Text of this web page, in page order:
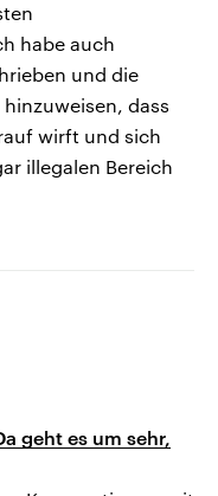
habe auch
und die
dass
wirft und sich
illegalen Bereich
geht es um sehr,